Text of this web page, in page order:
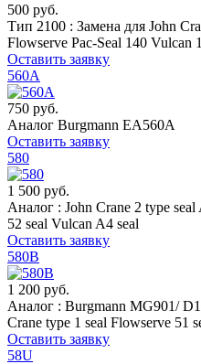
500 руб.
Тип 2100 : Замена для John
Flowserve Pac-Seal 140 Vulcan
Оставить заявку
560А
750 руб.
Аналог Burgmann EA560A
Оставить заявку
580
1 500 руб.
Аналог : John Crane 2 type
52 seal Vulcan A4 seal
Оставить заявку
580B
1 200 руб.
Аналог : Burgmann MG901/
Crane type 1 seal Flowserve 51
Оставить заявку
58U